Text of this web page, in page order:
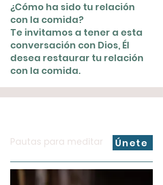
¿Cómo ha sido tu relación
con la comida?
Te invitamos a tener a esta
conversación con Dios, Él
desea restaurar tu relación
con la comida.
Pautas para meditar Únete